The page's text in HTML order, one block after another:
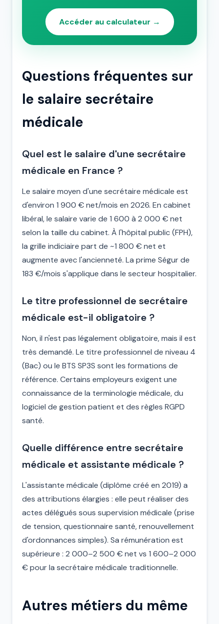
Accéder au calculateur →
Questions fréquentes sur
le salaire secrétaire
médicale
Quel est le salaire d'une secrétaire
médicale en France ?
Le salaire moyen d'une secrétaire médicale est
d'environ 1 900 € net/mois en 2026. En cabinet
libéral, le salaire varie de 1 600 à 2 000 € net
selon la taille du cabinet. À l'hôpital public (FPH),
la grille indiciaire part de ~1 800 € net et
augmente avec l'ancienneté. La prime Ségur de
183 €/mois s'applique dans le secteur hospitalier.
Le titre professionnel de secrétaire
médicale est-il obligatoire ?
Non, il n'est pas légalement obligatoire, mais il est
très demandé. Le titre professionnel de niveau 4
(Bac) ou le BTS SP3S sont les formations de
référence. Certains employeurs exigent une
connaissance de la terminologie médicale, du
logiciel de gestion patient et des règles RGPD
santé.
Quelle différence entre secrétaire
médicale et assistante médicale ?
L'assistante médicale (diplôme créé en 2019) a
des attributions élargies : elle peut réaliser des
actes délégués sous supervision médicale (prise
de tension, questionnaire santé, renouvellement
d'ordonnances simples). Sa rémunération est
supérieure : 2 000–2 500 € net vs 1 600–2 000
€ pour la secrétaire médicale traditionnelle.
Autres métiers du même